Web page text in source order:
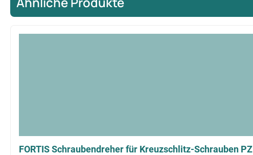
FORTIS Schraubendreher für Kreuzschlitz-Schrauben PZ